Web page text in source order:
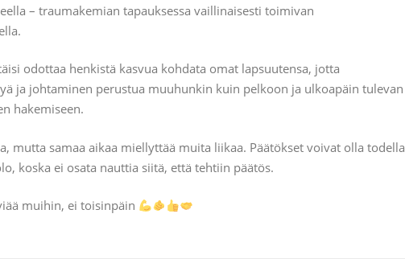
– traumakemian tapauksessa vaillinaisesti toimivan
odottaa henkistä kasvua kohdata omat lapsuutensa, jotta
ja johtaminen perustua muuhunkin kuin pelkoon ja ulkoapäin tulevan
hakemiseen.
mutta samaa aikaa miellyttää muita liikaa. Päätökset voivat olla todella
koska ei osata nauttia siitä, että tehtiin päätös.
muihin, ei toisinpäin